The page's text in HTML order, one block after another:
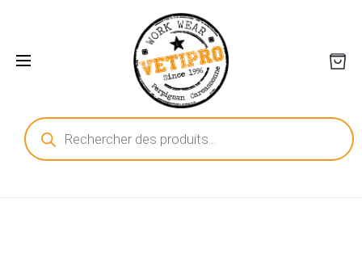
Recherche
de
produits